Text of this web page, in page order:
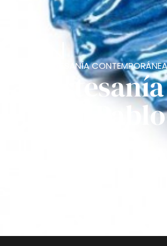
ARTESANÍA CONTEMPORÁNEA
Artesanía
con Pablo